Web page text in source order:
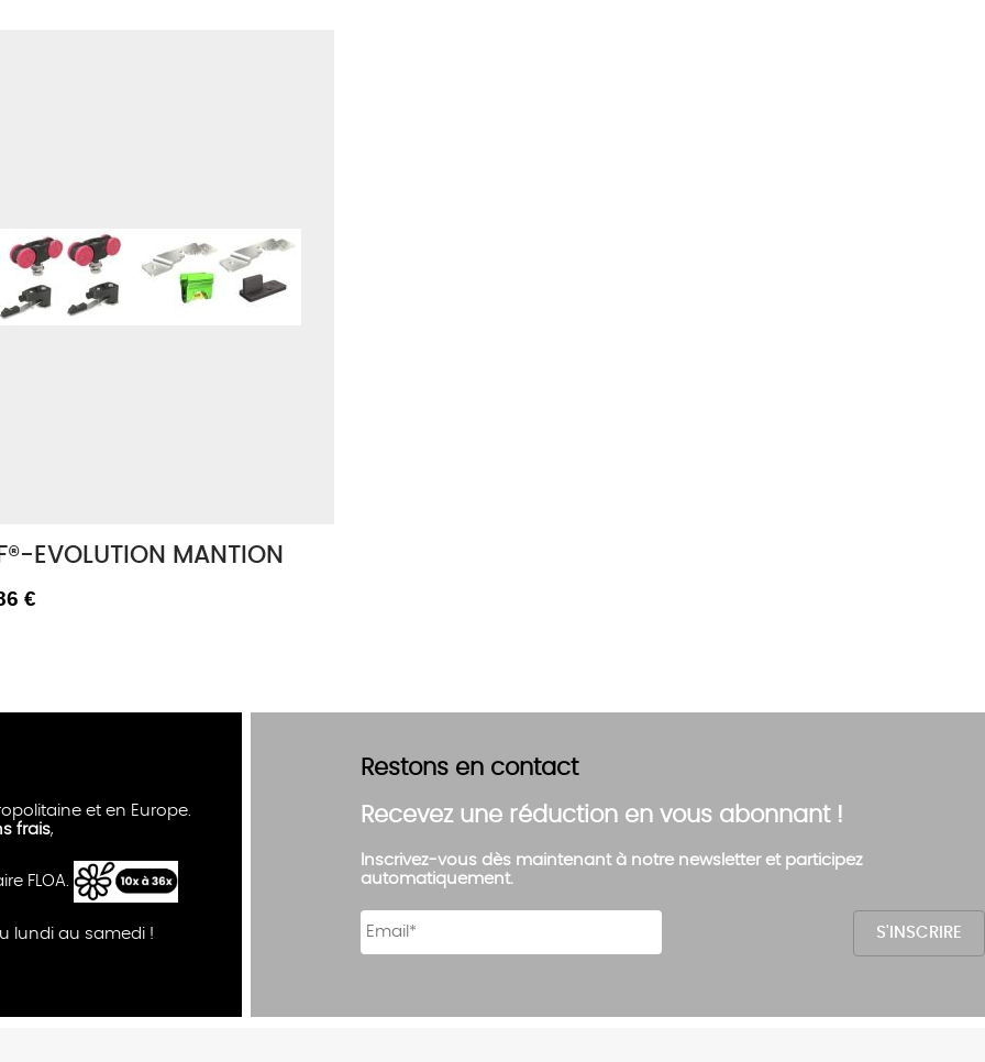
EVOLUTION MANTION
€
et en Europe.
frais,
FLOA.
lundi au samedi !
Restons en contact
Recevez une réduction en vous abonnant !
Inscrivez-vous dès maintenant à notre newsletter et participez
automatiquement.